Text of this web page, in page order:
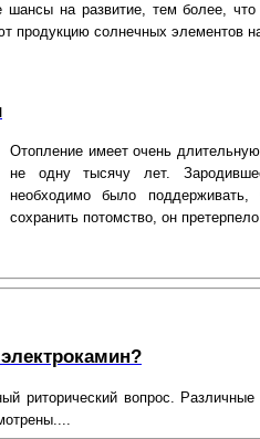
шансы на развитие, тем более,
продукцию солнечных элементов
Отопление имеет очень
не одну тысячу лет.
необходимо было
сохранить потомство, он
риторический вопрос. Различные